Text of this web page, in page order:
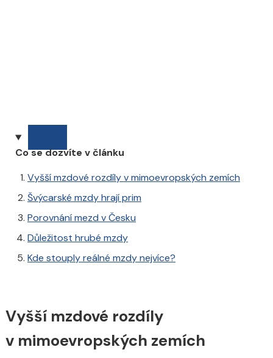
Co se dozvíte v článku
Vyšší mzdové rozdíly v mimoevropských zemích
Švýcarské mzdy hrají prim
Porovnání mezd v Česku
Důležitost hrubé mzdy
Kde stouply reálné mzdy nejvíce?
Vyšší mzdové rozdíly
v mimoevropských zemích